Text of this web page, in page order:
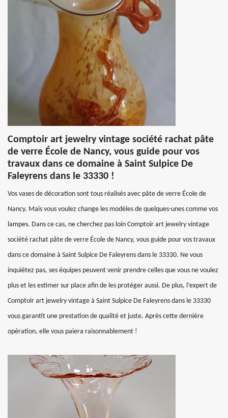
Comptoir art jewelry vintage société rachat pâte
de verre École de Nancy, vous guide pour vos
travaux dans ce domaine à Saint Sulpice De
Faleyrens dans le 33330 !
Vos vases de décoration sont tous réalisés avec pâte de verre École de
Nancy. Mais vous voulez change les modèles de quelques-unes comme vos
lampes. Dans ce cas, ne cherchez pas loin Comptoir art jewelry vintage
société rachat pâte de verre École de Nancy, vous guide pour vos travaux
dans ce domaine à Saint Sulpice De Faleyrens dans le 33330. Ne vous
inquiétez pas, ses équipes peuvent venir prendre celles que vous ne voulez
plus et les estimer sur place afin de les protéger aussi. De plus, l’expert de
Comptoir art jewelry vintage à Saint Sulpice De Faleyrens dans le 33330
vous garantit une prestation de qualité et juste. Après cette dernière
opération, elle vous paiera raisonnablement !